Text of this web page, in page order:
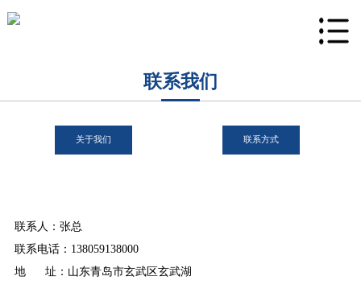
联系我们
关于我们 联系方式
联系人：张总
联系电话：138059138000
地 址：山东青岛市玄武区玄武湖